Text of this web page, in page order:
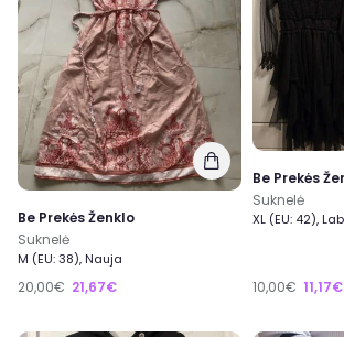
Be Prekės Ženklo
Suknelė
M (EU: 38), Nauja
20,00€ 21,67€
Be Prekės
Suknelė
XL (EU: 42),
10,00€ 11,17€